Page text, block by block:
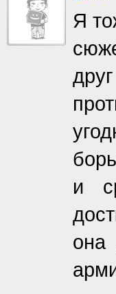
Я
и
она